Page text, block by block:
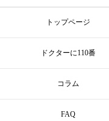
トップページ
ドクターに110番
コラム
FAQ